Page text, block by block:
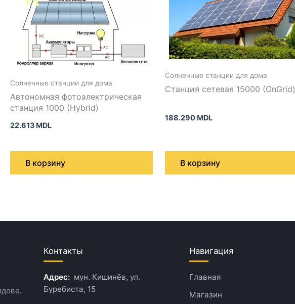
Солнечные станции для дома
Автономная фотоэлектрическая
станция 1000 (Hybrid)
22.613 MDL
В корзину
Солнечные станции для дома
Станция сетевая 15000 (OnGrid)
188.290 MDL
В корзину
Контакты
Адрес: мун. Кишинёв, ул.
Буребиста, 15
Навигация
Главная
Магазин